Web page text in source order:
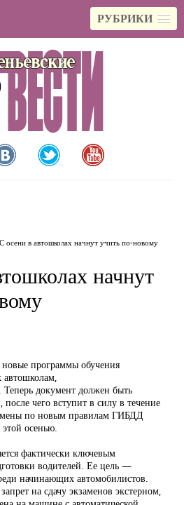
РУБРИКИ
С осени в автошколах начнут учить по-новому
начнут
программы обучения
автошколам,
документ должен быть
чего вступит в силу в течение
по новым правилам ГИБДД
осенью.
фактически ключевым
водителей. Ее цель —
начинающих автомобилистов.
на сдачу экзаменов экстерном,